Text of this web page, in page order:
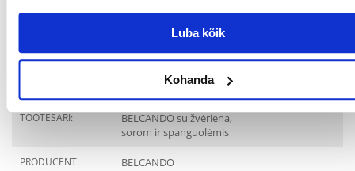
Luba kõik
Kohanda
Parameetrid
SUURUS:
TOOTESARI:
BELCANDO su žvėriena,
sorom ir spanguolėmis
PRODUCENT: BELCANDO